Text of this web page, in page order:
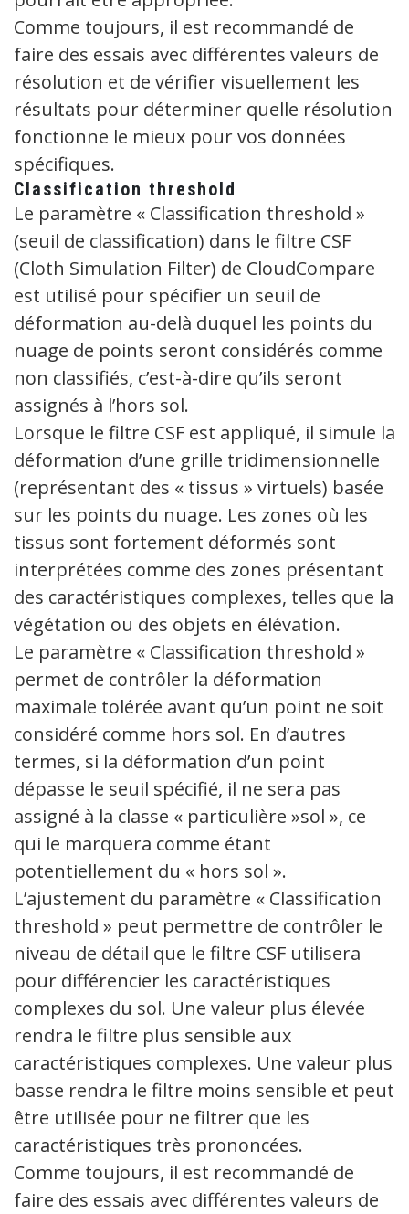
Comme toujours, il est recommandé de
faire des essais avec différentes valeurs de
résolution et de vérifier visuellement les
résultats pour déterminer quelle résolution
fonctionne le mieux pour vos données
spécifiques.
Classification threshold
Le paramètre « Classification threshold »
(seuil de classification) dans le filtre CSF
(Cloth Simulation Filter) de CloudCompare
est utilisé pour spécifier un seuil de
déformation au-delà duquel les points du
nuage de points seront considérés comme
non classifiés, c’est-à-dire qu’ils seront
assignés à l’hors sol.
Lorsque le filtre CSF est appliqué, il simule la
déformation d’une grille tridimensionnelle
(représentant des « tissus » virtuels) basée
sur les points du nuage. Les zones où les
tissus sont fortement déformés sont
interprétées comme des zones présentant
des caractéristiques complexes, telles que la
végétation ou des objets en élévation.
Le paramètre « Classification threshold »
permet de contrôler la déformation
maximale tolérée avant qu’un point ne soit
considéré comme hors sol. En d’autres
termes, si la déformation d’un point
dépasse le seuil spécifié, il ne sera pas
assigné à la classe « particulière »sol », ce
qui le marquera comme étant
potentiellement du « hors sol ».
L’ajustement du paramètre « Classification
threshold » peut permettre de contrôler le
niveau de détail que le filtre CSF utilisera
pour différencier les caractéristiques
complexes du sol. Une valeur plus élevée
rendra le filtre plus sensible aux
caractéristiques complexes. Une valeur plus
basse rendra le filtre moins sensible et peut
être utilisée pour ne filtrer que les
caractéristiques très prononcées.
Comme toujours, il est recommandé de
faire des essais avec différentes valeurs de